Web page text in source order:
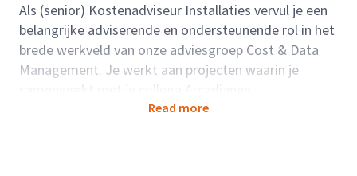
Als (senior) Kostenadviseur Installaties vervul je een
belangrijke adviserende en ondersteunende rol in het
brede werkveld van onze adviesgroep Cost & Data
Management. Je werkt aan projecten waarin je
samenwerkt met je collega Arcadianen,
opdrachtgevers en ontwerpteams. Wij werken voor
Read more